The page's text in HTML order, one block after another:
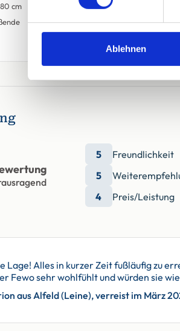
Ablehnen
cm
5 Freundlichkeit
5
4
Preis/Leistung
Lage! Alles in kurzer Zeit fußläufig zu
Fewo sehr wohlfühlt und würden sie
aus Alfeld (Leine), verreist im März